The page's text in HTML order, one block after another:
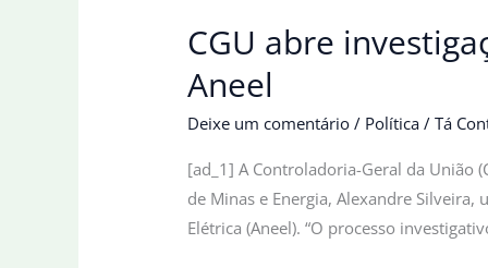
CGU abre
Aneel
Deixe um comentário / Política /Tá
[ad_1] A Controladoria-Geral da União
de Minas e Energia, Alexandre
Elétrica (Aneel). “O processo